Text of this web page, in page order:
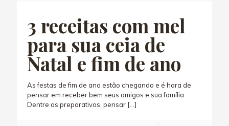
3 receitas com mel
para sua ceia de
Natal e fim de ano
As festas de fim de ano estão chegando e é hora de
pensar em receber bem seus amigos e sua família.
Dentre os preparativos, pensar […]